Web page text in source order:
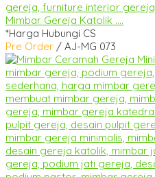
Mimbar Gereja Katolik ....
*Harga Hubungi CS
Pre Order / AJ-MG 073